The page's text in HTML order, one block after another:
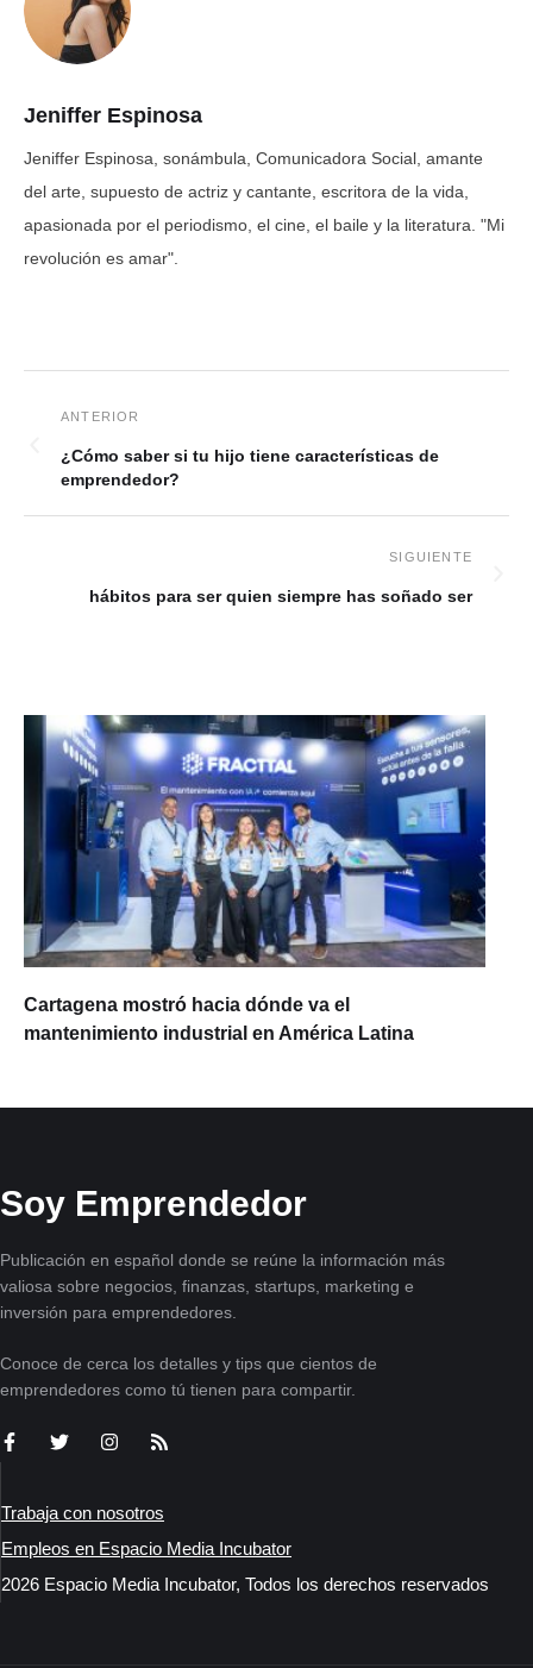
Jeniffer Espinosa
Jeniffer Espinosa, sonámbula, Comunicadora Social, amante
del arte, supuesto de actriz y cantante, escritora de la vida,
apasionada por el periodismo, el cine, el baile y la literatura. "Mi
revolución es amar".
¿Cómo saber si tu hijo tiene características de
emprendedor?
hábitos para ser quien siempre has soñado ser
Cartagena mostró hacia dónde va el
mantenimiento industrial en América Latina
Soy Emprendedor
Publicación en español donde se reúne la información más
valiosa sobre negocios, finanzas, startups, marketing e
inversión para emprendedores.
Conoce de cerca los detalles y tips que cientos de
emprendedores como tú tienen para compartir.
Trabaja con nosotros
Empleos en Espacio Media Incubator
2026 Espacio Media Incubator, Todos los derechos reservados